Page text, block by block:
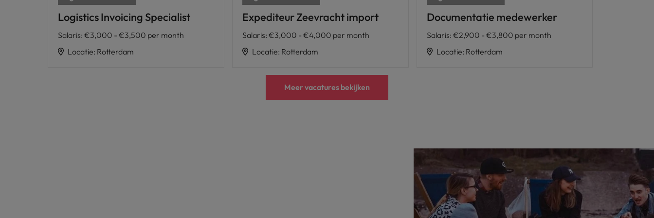
Logistics Invoicing Specialist
Salaris: €3,000 - €3,500 per month
Locatie: Rotterdam
Expediteur Zeevracht import
Salaris: €3,000 - €4,000 per month
Locatie: Rotterdam
Documentatie medewerker
Salaris: €2,900 - €3,800 per month
Locatie: Rotterdam
Meer vacatures bekijken